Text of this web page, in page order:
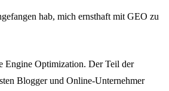
hab, mich ernsthaft mit GEO zu
Engine Optimization. Der Teil der
Blogger und Online-Unternehmer